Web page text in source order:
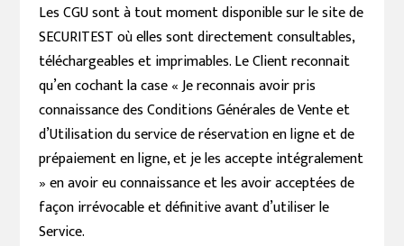
Les CGU sont à tout moment disponible sur le site de
SECURITEST où elles sont directement consultables,
téléchargeables et imprimables. Le Client reconnait
qu’en cochant la case « Je reconnais avoir pris
connaissance des Conditions Générales de Vente et
d’Utilisation du service de réservation en ligne et de
prépaiement en ligne, et je les accepte intégralement
» en avoir eu connaissance et les avoir acceptées de
façon irrévocable et définitive avant d’utiliser le
Service.